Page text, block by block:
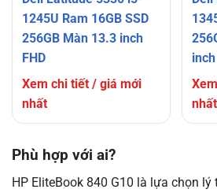
1245U Ram 16GB SSD
256GB Màn 13.3 inch
FHD
Xem chi tiết / giá mới
nhất
nhất
Phù hợp với ai?
HP EliteBook 840 G10 là lựa chọn